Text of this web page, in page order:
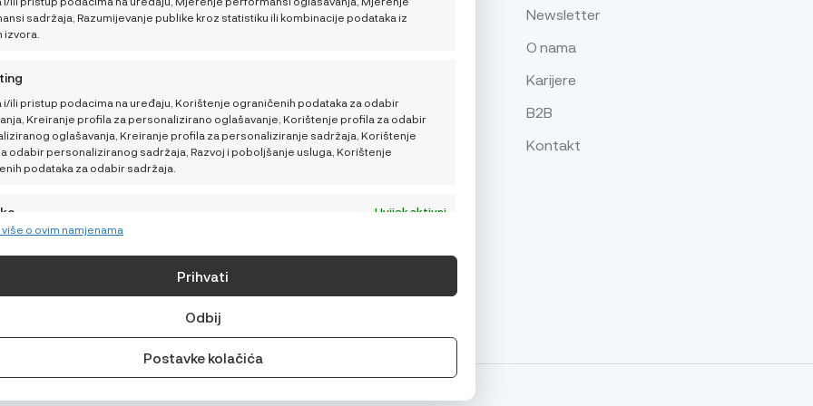
sadržaja, Razumijevanje publike kroz statistiku ili kombinacije podataka iz
izvora.
i/ili pristup podacima na uređaju, Korištenje ograničenih podataka za odabir
Kreiranje profila za personalizirano oglašavanje, Korištenje profila za odabir
oglašavanja, Kreiranje profila za personaliziranje sadržaja, Korištenje
odabir personaliziranog sadržaja, Razvoj i poboljšanje usluga, Korištenje
podataka za odabir sadržaja.
Uvijek aktivni
i kombiniranje podataka iz drugih izvora podataka, Povezivanje
uređaja, Identificiranje uređaja na temelju podataka koji se
sigurnosti, sprječavanje i otkrivanje prijevara i
grešaka, Pružanje i predstavljanje oglašavanja i
o ovim namjenama
Prihvati
Odbij
Postavke kolačića
Kako pomoći bebi da
lakše podnese vrućine
Kako sigurno putovati
Načini plaćanja i sigurnost
Povrati, zamjene i reklamacije
Raskid ugovora
Izjava o privatnosti (EU)
GDPR pravilnik
Newsletter
O nama
Karijere
B2B
Kontakt